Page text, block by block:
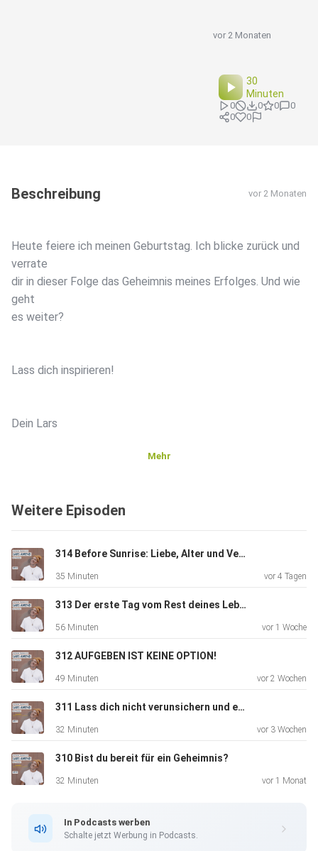
vor 2 Monaten
30
Minuten
0 0 0
0
0
0
Beschreibung vor 2 Monaten
Heute feiere ich meinen Geburtstag. Ich blicke zurück und
verrate
dir in dieser Folge das Geheimnis meines Erfolges. Und wie
geht
es weiter?
Lass dich inspirieren!
Dein Lars
LARS AMEND AUF KRETA
Alle Infos zum Retreat: https://lars-amend.de/events
Mein Partner Quantum Upgrade:
„Quantum
Upgrade for you“ plus das „All in one Frequenzpaket“ mit
Mehr
Weitere Episoden
314 Before Sunrise: Liebe, Alter und Vergänglichkeit
35 Minuten vor 4 Tagen
313 Der erste Tag vom Rest deines Lebens
56 Minuten vor 1 Woche
312 AUFGEBEN IST KEINE OPTION!
49 Minuten vor 2 Wochen
311 Lass dich nicht verunsichern und erzähle mehr von dir
32 Minuten vor 3 Wochen
310 Bist du bereit für ein Geheimnis?
32 Minuten vor 1 Monat
In Podcasts werben
Schalte jetzt Werbung in Podcasts.